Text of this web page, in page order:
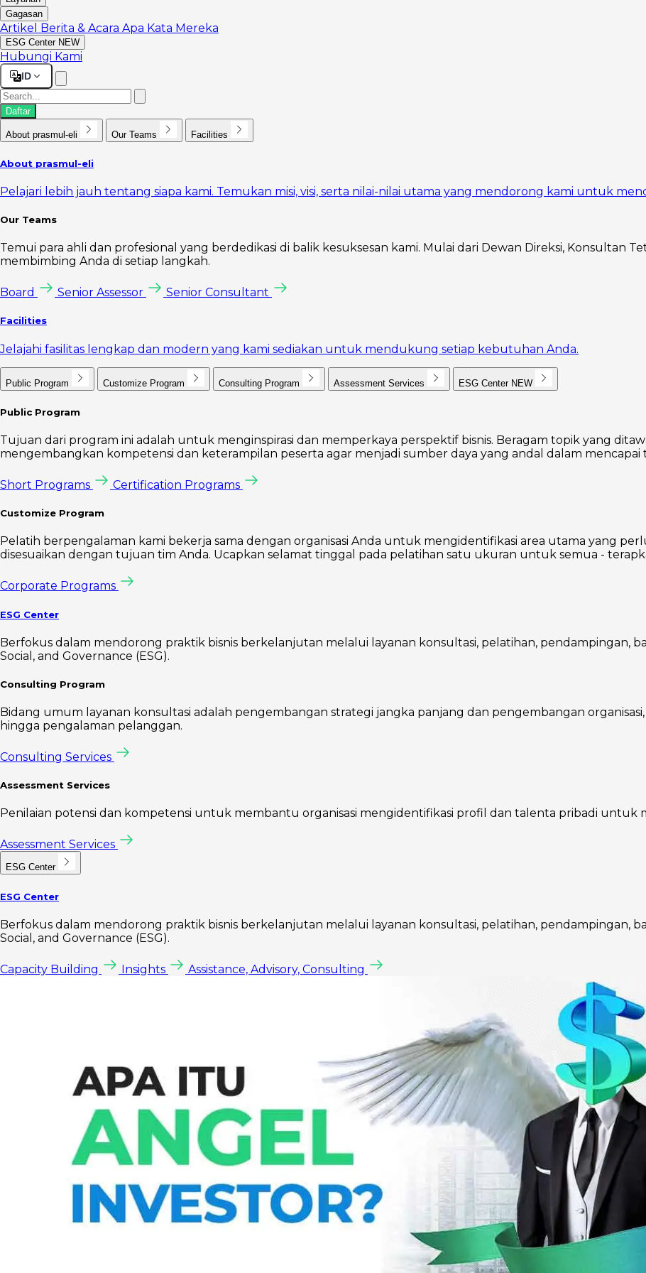
Gagasan
Artikel Berita & Acara Apa Kata Mereka
ESG Center NEW
Hubungi Kami
ID
Daftar
About prasmul-eli Our Teams Facilities
About prasmul-eli
Pelajari lebih jauh tentang siapa kami. Temukan misi, visi, serta nilai-nilai utama yang mendorong kami untuk
Our Teams
Temui para ahli dan profesional yang berdedikasi di balik kesuksesan kami. Mulai dari Dewan Direksi, Konsultan
membimbing Anda di setiap langkah.
Board Senior Assessor Senior Consultant
Facilities
Jelajahi fasilitas lengkap dan modern yang kami sediakan untuk mendukung setiap kebutuhan Anda.
Public Program Customize Program Consulting Program Assessment Services ESG Center NEW
Public Program
Tujuan dari program ini adalah untuk menginspirasi dan memperkaya perspektif bisnis. Beragam topik yang
mengembangkan kompetensi dan keterampilan peserta agar menjadi sumber daya yang andal dalam mencapai
Short Programs Certification Programs
Customize Program
Pelatih berpengalaman kami bekerja sama dengan organisasi Anda untuk mengidentifikasi area utama yang
disesuaikan dengan tujuan tim Anda. Ucapkan selamat tinggal pada pelatihan satu ukuran untuk semua -
Corporate Programs
ESG Center
Berfokus dalam mendorong praktik bisnis berkelanjutan melalui layanan konsultasi, pelatihan, pendampingan,
Social, and Governance (ESG).
Consulting Program
Bidang umum layanan konsultasi adalah pengembangan strategi jangka panjang dan pengembangan
hingga pengalaman pelanggan.
Consulting Services
Assessment Services
Penilaian potensi dan kompetensi untuk membantu organisasi mengidentifikasi profil dan talenta pribadi untuk
Assessment Services
ESG Center
ESG Center
Berfokus dalam mendorong praktik bisnis berkelanjutan melalui layanan konsultasi, pelatihan, pendampingan,
Social, and Governance (ESG).
Capacity Building Insights Assistance, Advisory, Consulting